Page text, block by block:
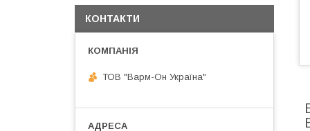
КОНТАКТИ
ТОВ "Варм-Он Україна"